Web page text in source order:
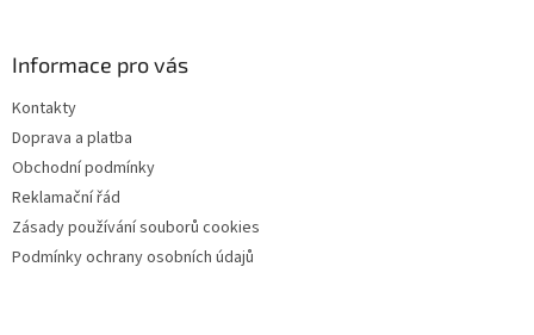
Informace pro vás
Kontakty
Doprava a platba
Obchodní podmínky
Reklamační řád
Zásady používání souborů cookies
Podmínky ochrany osobních údajů